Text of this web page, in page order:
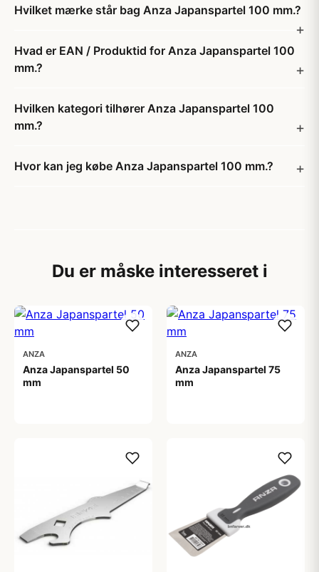
Hvilket mærke står bag Anza Japanspartel 100 mm.?
Hvad er EAN / Produktid for Anza Japanspartel 100
mm.?
Hvilken kategori tilhører Anza Japanspartel 100
mm.?
Hvor kan jeg købe Anza Japanspartel 100 mm.?
Du er måske interesseret i
ANZA
Anza Japanspartel 50
mm
ANZA
Anza Japanspartel 75
mm